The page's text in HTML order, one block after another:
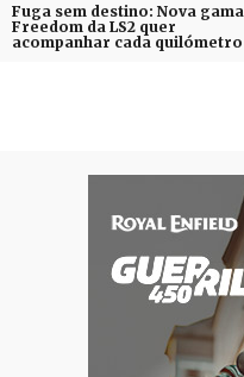
Fuga sem destino: Nova gama
Freedom da LS2 quer
acompanhar cada quilómetro